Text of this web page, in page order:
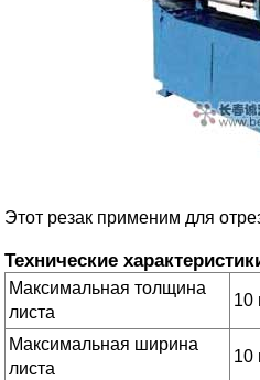
Этот резак применим для
Технические
Максимальная толщина
листа
10
Максимальная ширина
листа
10